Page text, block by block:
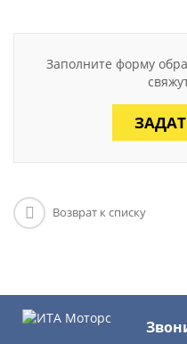
Заполните форму
Возврат к списку